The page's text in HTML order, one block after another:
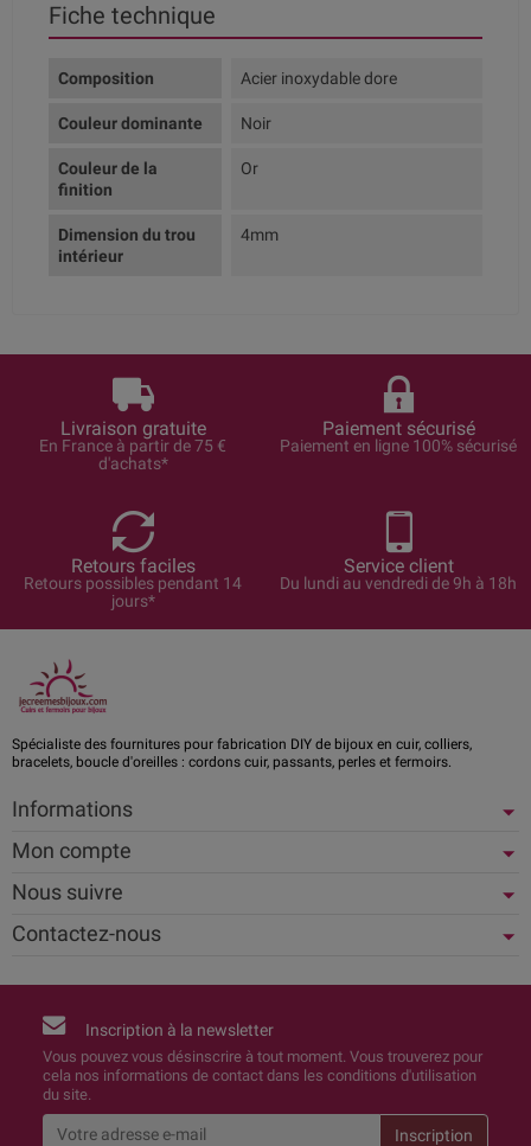
Fiche technique
Composition Acier inoxydable dore
Couleur dominante Noir
Couleur de la
finition
Or
Dimension du trou
intérieur
4mm
Livraison gratuite
En France à partir de 75 €
d'achats*
Paiement sécurisé
Paiement en ligne 100% sécurisé
Retours faciles
Retours possibles pendant 14
jours*
Service client
Du lundi au vendredi de 9h à 18h
Spécialiste des fournitures pour fabrication DIY de bijoux en cuir, colliers,
bracelets, boucle d'oreilles : cordons cuir, passants, perles et fermoirs.
Informations
Mon compte
Nous suivre
Contactez-nous
Inscription à la newsletter
Vous pouvez vous désinscrire à tout moment. Vous trouverez pour
cela nos informations de contact dans les conditions d'utilisation
du site.